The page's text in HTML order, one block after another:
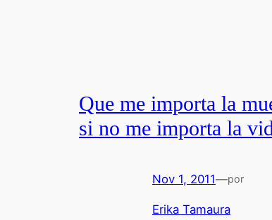
Que me importa la
si no me importa la
Nov 1, 2011—por
Erika Tamaura